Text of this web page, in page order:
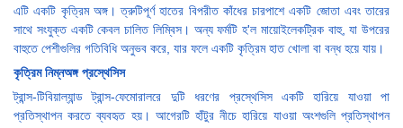
এটি একটি কৃত্রিম অঙ্গ। ত্রুটিপূর্ণ হাতের বিপরীত কাঁধের চারপাশে একটি জোতা এবং তারের
সাথে সংযুক্ত একটি কেবল চালিত লিম্বিস। অন্য ফর্মটি হ'ল মায়োইলেকট্রিক বাহু, যা উপরের
বাহুতে পেশীগুলির গতিবিধি অনুভব করে, যার ফলে একটি কৃত্রিম হাত খোলা বা বন্ধ হয়ে যায়।
কৃত্রিম নিম্নঅঙ্গ প্রস্থেসিস
ট্রান্স-টিবিয়াল্যান্ড ট্রান্স-ফেমোরালরে দুটি ধরণের প্রস্থেসিস একটি হারিয়ে যাওয়া পা
প্রতিস্থাপন করতে ব্যবহৃত হয়। আগেরটি হাঁটুর নীচে হারিয়ে যাওয়া অংশগুলি প্রতিস্থাপন